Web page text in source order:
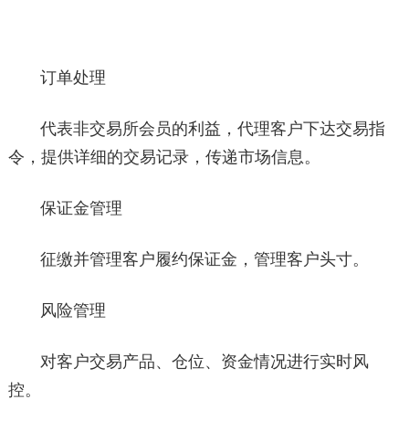
订单处理
代表非交易所会员的利益，代理客户下达交易指
令，提供详细的交易记录，传递市场信息。
保证金管理
征缴并管理客户履约保证金，管理客户头寸。
风险管理
对客户交易产品、仓位、资金情况进行实时风
控。